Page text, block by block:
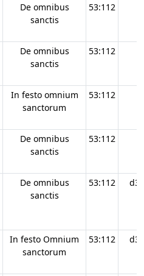
De omnibus
sanctis
53:112
De omnibus
sanctis
53:112
In festo omnium
sanctorum
53:112
De omnibus
sanctis
53:112
De omnibus
sanctis
53:112 d34
In festo Omnium
sanctorum
53:112 d34